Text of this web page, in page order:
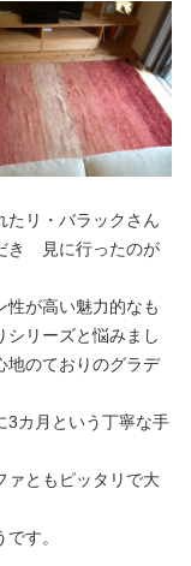
たリ・バラックさん
き 見に行ったのが
性が高い魅力的なも
シリーズと悩みまし
地のておりのグラデ
3カ月という丁寧な手
ァともピッタリで大
す。